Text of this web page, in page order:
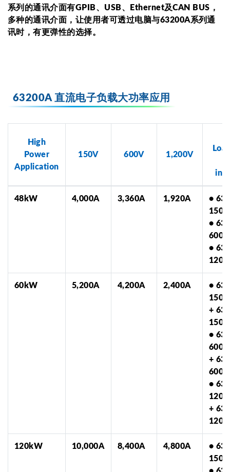
系列的通讯介面有GPIB、USB、Ethernet及CAN BUS，
多种的通讯介面，让使用者可透过电脑与63200A系列通
讯时，有更弹性的选择。
63200A 直流电子负载大功率应用
High
Power
Application
150V 600V 1,200V
48kW 4,000A 3,360A 1,920A
•
150-
•
600-
•
60kW 5,200A 4,200A 2,400A
•
150-
+
150-
•
600-
+
600-
•
+
120kW 10,000A 8,400A 4,800A
•
150-